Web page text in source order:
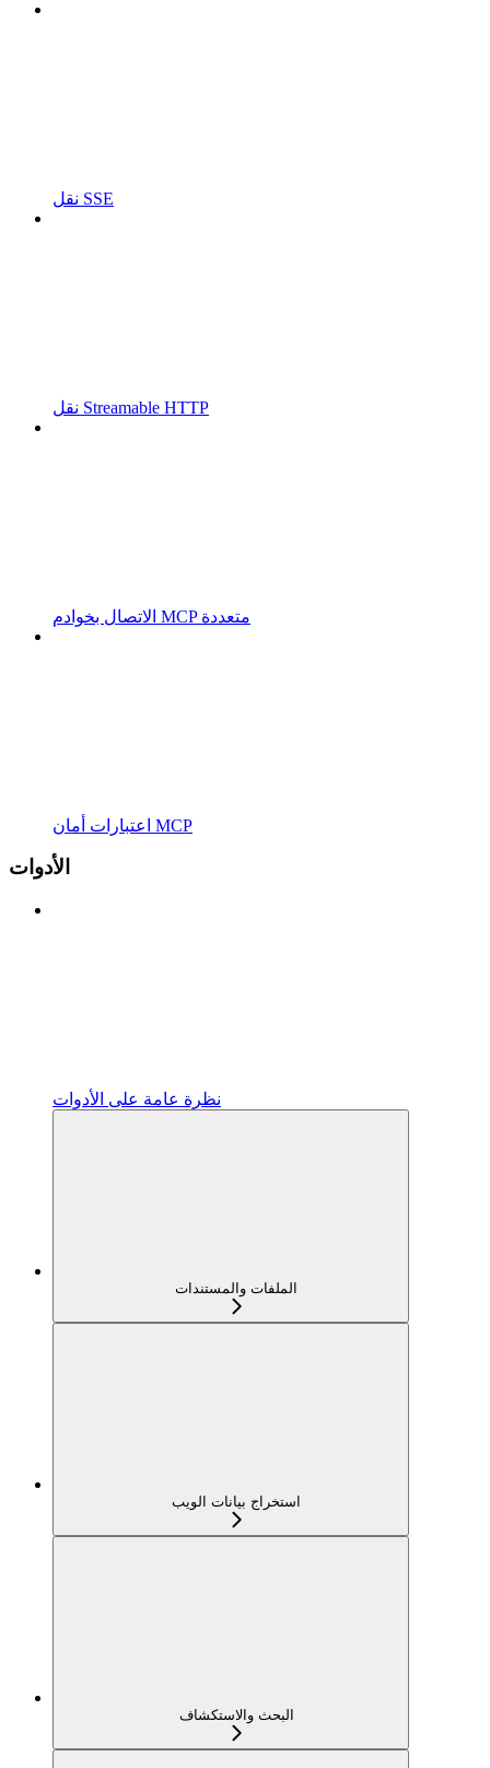
نقل SSE
نقل Streamable HTTP
الاتصال بخوادم MCP متعددة
اعتبارات أمان MCP
الأدوات
نظرة عامة على الأدوات
الملفات والمستندات
استخراج بيانات الويب
البحث والاستكشاف